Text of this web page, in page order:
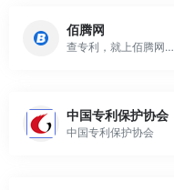
佰腾网
查专利，就上佰腾网！佰腾专利检索系统，覆盖全球103个国家、区域与组织，数据量达1.8亿+件，支持简单检索、高级检索、法律检索、批量检索，提供专利价值评估及多种类型专利下载方式，同时提供专利报告统计分析等新功能，更好的服务专利检索、专利管理等知识产权工作。
中国专利保护协会
中国专利保护协会